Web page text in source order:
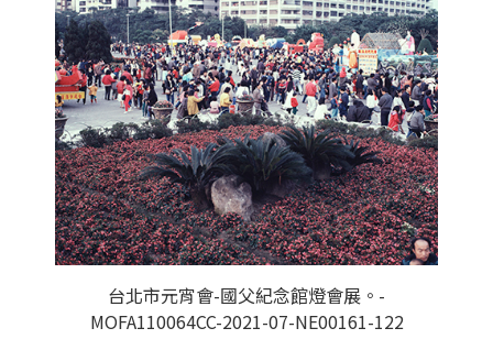
台北市元宵會-國父紀念館燈會展。-
MOFA110064CC-2021-07-NE00161-122